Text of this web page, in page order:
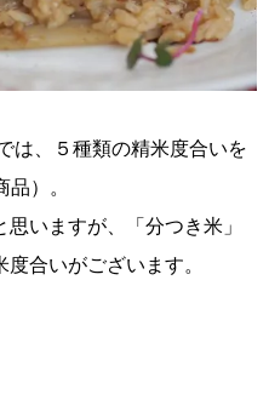
は、５種類の精米度合いを
）。
いますが、「分つき米」
合いがございます。